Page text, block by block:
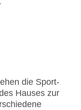
die Sport-
Hauses zur